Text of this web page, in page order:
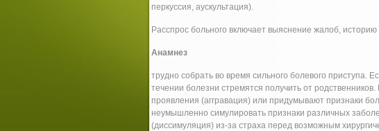
перкуссия, аускультация).
Расспрос больного включает выяснение жалоб,
Анамнез
трудно собрать во время сильного болевого приступа.
течении болезни стремятся получить от
проявления (аггравация) или придумывают признаки
неумышленно симулировать признаки различных
(диссимуляция) из-за страха перед возможным